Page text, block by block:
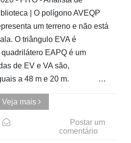
| O polígono AVEQP
um terreno e não está
O triângulo EVA é
EAPQ é um
de EV e VA são,
iguais a 48 m e 20 m. …
Veja mais
Postar um
comentário